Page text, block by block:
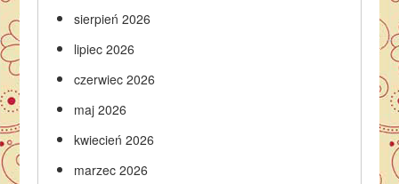
sierpień 2026
lipiec 2026
czerwiec 2026
maj 2026
kwiecień 2026
marzec 2026